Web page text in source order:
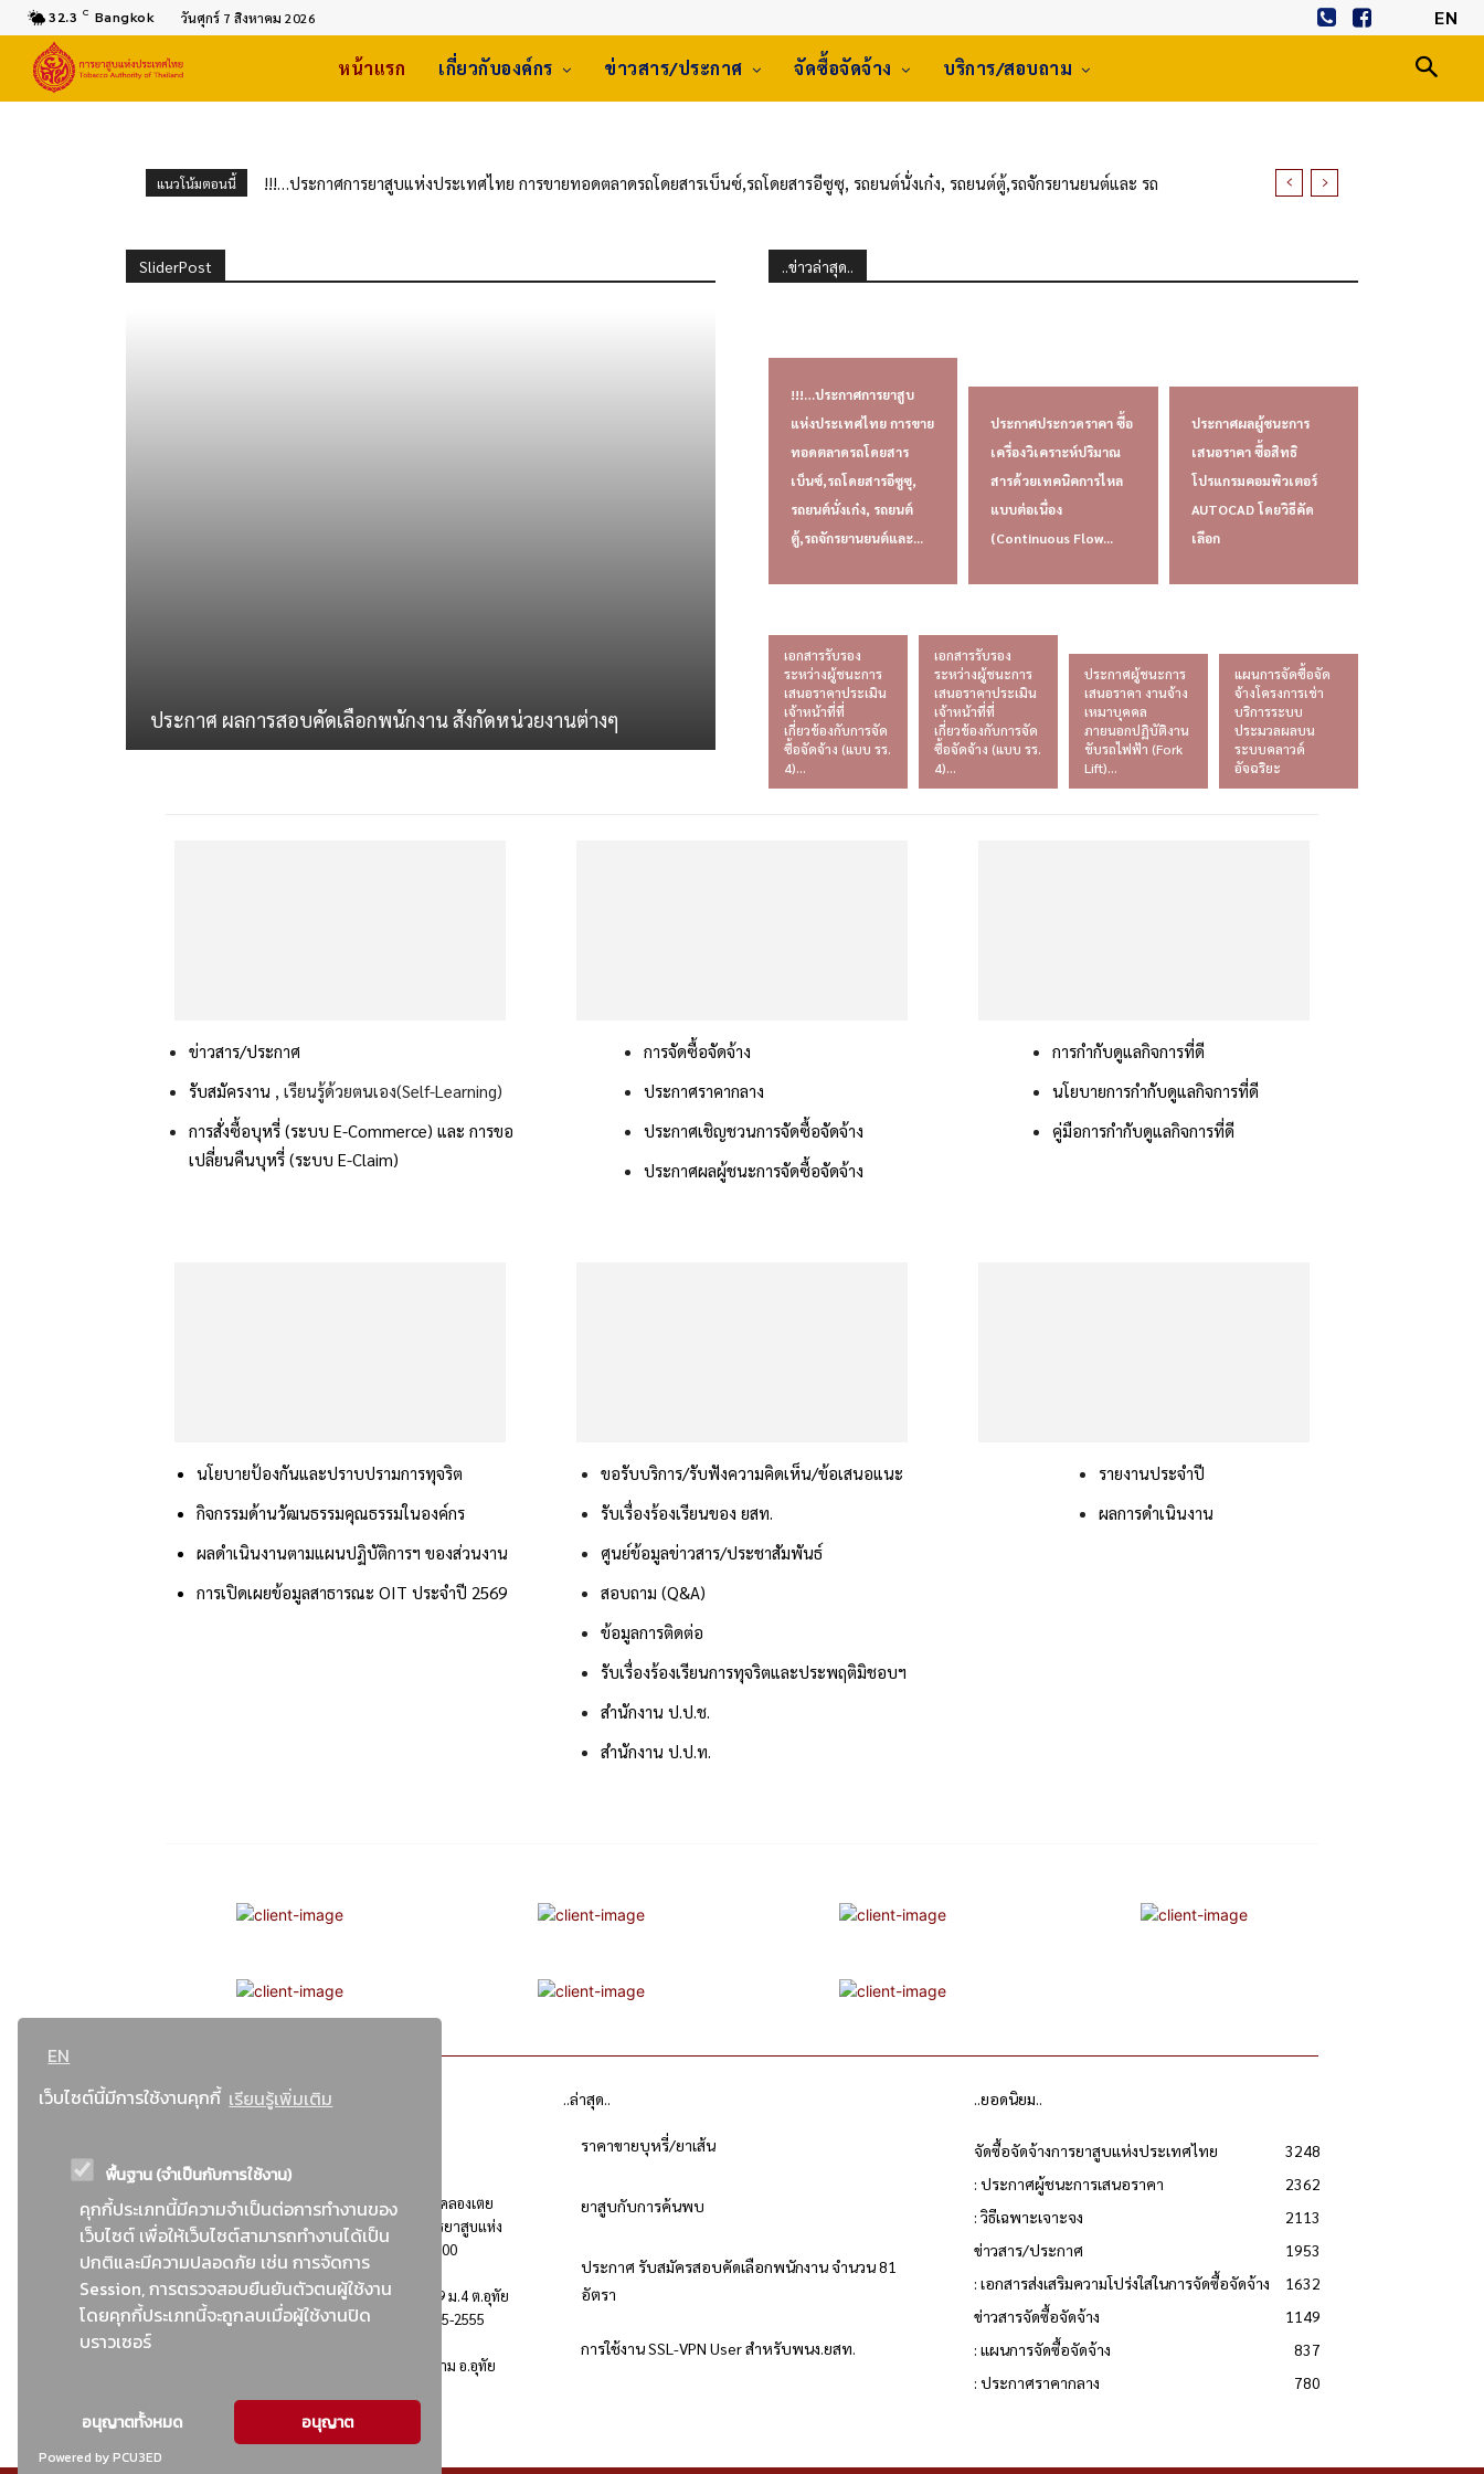
EN
เว็บไซต์นี้มีการใช้งานคุกกี้ เรียนรู้เพิ่มเติม
พื้นฐาน (จำเป็นกับการใช้งาน)
คุกกี้ประเภทนี้มีความจำเป็นต่อการทำงานของ
เว็บไซต์ เพื่อให้เว็บไซต์สามารถทำงานได้เป็น
ปกติและมีความปลอดภัย เช่น การจัดการ
Session, การตรวจสอบยืนยันตัวตนผู้ใช้งาน
โดยคุกกี้ประเภทนี้จะถูกลบเมื่อผู้ใช้งานปิด
บราวเซอร์
อนุญาตทั้งหมด อนุญาต
Powered by PCU3ED
32.3 C Bangkok วันศุกร์ 7 สิงหาคม 2026 EN
หน้าแรก เกี่ยวกับองค์กร ข่าวสาร/ประกาศ จัดซื้อจัดจ้าง บริการ/สอบถาม
แนวโน้มตอนนี้
!!!…ประกาศการยาสูบแห่งประเทศไทย การขายทอดตลาดรถโดยสารเบ็นซ์,รถโดยสารอีซูซุ, รถยนต์นั่งเก๋ง, รถยนต์ตู้,รถจักรยานยนต์และ รถ
SliderPost
ประกาศ ผลการสอบคัดเลือกพนักงาน สังกัดหน่วยงานต่างๆ
..ข่าวล่าสุด..
!!!…ประกาศการยาสูบ
แห่งประเทศไทย การขาย
ทอดตลาดรถโดยสาร
เบ็นซ์,รถโดยสารอีซูซุ,
รถยนต์นั่งเก๋ง, รถยนต์
ตู้,รถจักรยานยนต์และ...
ประกาศประกวดราคา ซื้อ
เครื่องวิเคราะห์ปริมาณ
สารด้วยเทคนิคการไหล
แบบต่อเนื่อง
(Continuous Flow...
ประกาศผลผู้ชนะการ
เสนอราคา ซื้อสิทธิ
โปรแกรมคอมพิวเตอร์
AUTOCAD โดยวิธีคัด
เลือก
เอกสารรับรอง
ระหว่างผู้ชนะการ
เสนอราคาประเมิน
เจ้าหน้าที่ที่
เกี่ยวข้องกับการจัด
ซื้อจัดจ้าง (แบบ รร.
4)...
เอกสารรับรอง
ระหว่างผู้ชนะการ
เสนอราคาประเมิน
เจ้าหน้าที่ที่
เกี่ยวข้องกับการจัด
ซื้อจัดจ้าง (แบบ รร.
4)...
ประกาศผู้ชนะการ
เสนอราคา งานจ้าง
เหมาบุคคล
ภายนอกปฏิบัติงาน
ขับรถไฟฟ้า (Fork
Lift)...
แผนการจัดซื้อจัด
จ้างโครงการเช่า
บริการระบบ
ประมวลผลบน
ระบบคลาวด์
อัจฉริยะ
ข่าวสาร/ประกาศ
รับสมัครงาน , เรียนรู้ด้วยตนเอง(Self-Learning)
การสั่งซื้อบุหรี่ (ระบบ E-Commerce) และ การขอ
เปลี่ยนคืนบุหรี่ (ระบบ E-Claim)
การจัดซื้อจัดจ้าง
ประกาศราคากลาง
ประกาศเชิญชวนการจัดซื้อจัดจ้าง
ประกาศผลผู้ชนะการจัดซื้อจัดจ้าง
การกำกับดูแลกิจการที่ดี
นโยบายการกำกับดูแลกิจการที่ดี
คู่มือการกำกับดูแลกิจการที่ดี
นโยบายป้องกันและปราบปรามการทุจริต
กิจกรรมด้านวัฒนธรรมคุณธรรมในองค์กร
ผลดำเนินงานตามแผนปฏิบัติการฯ ของส่วนงาน
การเปิดเผยข้อมูลสาธารณะ OIT ประจำปี 2569
ขอรับบริการ/รับฟังความคิดเห็น/ข้อเสนอแนะ
รับเรื่องร้องเรียนของ ยสท.
ศูนย์ข้อมูลข่าวสาร/ประชาสัมพันธ์
สอบถาม (Q&A)
ข้อมูลการติดต่อ
รับเรื่องร้องเรียนการทุจริตและประพฤติมิชอบฯ
สำนักงาน ป.ป.ช.
สำนักงาน ป.ป.ท.
รายงานประจำปี
ผลการดําเนินงาน
ที่อยู่ : 184 ถนนพระรามที่ 4 แขวงคลองเตย เขตคลองเตย
กรุงเทพมหานคร 10110 ติดต่อประชาสัมพันธ์ การยาสูบแห่ง
ประเทศไทย Call center โทร. 0-2229-1000
การยาสูบแห่งประเทศไทย พระนครศรีอยุธยา : 999 ม.4 ต.อุทัย
อ.อุทัย จ.พระนครศรีอยุธยา 13210 โทร. 0-3535-2555
อาคารบ้านพักพนักงานยาสูบ : 555 ม.9 ต.คานหาม อ.อุทัย
..ล่าสุด..
ราคาขายบุหรี่/ยาเส้น
ยาสูบกับการค้นพบ
ประกาศ รับสมัครสอบคัดเลือกพนักงาน จำนวน 81
อัตรา
การใช้งาน SSL-VPN User สำหรับพนง.ยสท.
..ยอดนิยม..
จัดซื้อจัดจ้างการยาสูบแห่งประเทศไทย
3248
: ประกาศผู้ชนะการเสนอราคา
2362
: วิธีเฉพาะเจาะจง
2113
ข่าวสาร/ประกาศ
1953
: เอกสารส่งเสริมความโปร่งใสในการจัดซื้อจัดจ้าง
1632
ข่าวสารจัดซื้อจัดจ้าง
1149
: แผนการจัดซื้อจัดจ้าง
837
: ประกาศราคากลาง
780